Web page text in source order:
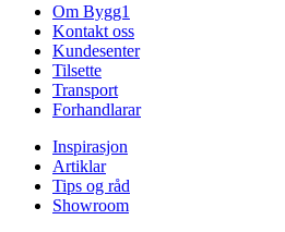
Om Bygg1
Kontakt oss
Kundesenter
Tilsette
Transport
Forhandlarar
Inspirasjon
Artiklar
Tips og råd
Showroom